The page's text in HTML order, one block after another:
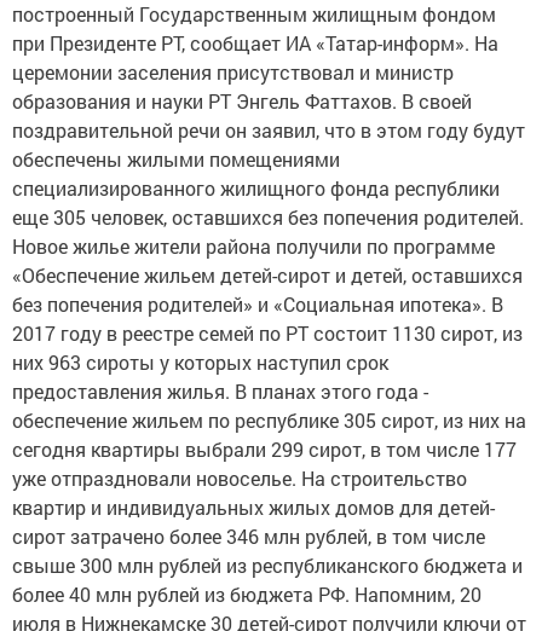
построенный Государственным жилищным фондом
при Президенте РТ, сообщает ИА «Татар-информ». На
церемонии заселения присутствовал и министр
образования и науки РТ Энгель Фаттахов. В своей
поздравительной речи он заявил, что в этом году будут
обеспечены жилыми помещениями
специализированного жилищного фонда республики
еще 305 человек, оставшихся без попечения родителей.
Новое жилье жители района получили по программе
«Обеспечение жильем детей-сирот и детей, оставшихся
без попечения родителей» и «Социальная ипотека». В
2017 году в реестре семей по РТ состоит 1130 сирот, из
них 963 сироты у которых наступил срок
предоставления жилья. В планах этого года -
обеспечение жильем по республике 305 сирот, из них на
сегодня квартиры выбрали 299 сирот, в том числе 177
уже отпраздновали новоселье. На строительство
квартир и индивидуальных жилых домов для детей-
сирот затрачено более 346 млн рублей, в том числе
свыше 300 млн рублей из республиканского бюджета и
более 40 млн рублей из бюджета РФ. Напомним, 20
июля в Нижнекамске 30 детей-сирот получили ключи от